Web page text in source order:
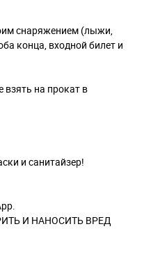
снаряжением (лыжи,
конца, входной билет и
на прокат в
и санитайзер!
И НАНОСИТЬ ВРЕД